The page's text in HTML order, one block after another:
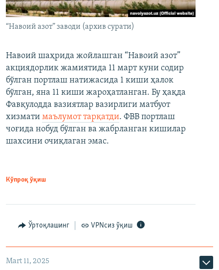
“Навоий азот” заводи (архив сурати)
Навоий шаҳрида жойлашган “Навоий азот”
акциядорлик жамиятида 11 март куни содир
бўлган портлаш натижасида 1 киши ҳалок
бўлган, яна 11 киши жароҳатланган. Бу ҳақда
Фавқулодда вазиятлар вазирлиги матбуот
хизмати маълумот тарқатди. ФВВ портлаш
чоғида нобуд бўлган ва жабрланган кишилар
шахсини очиқлаган эмас.
Кўпроқ ўқиш
Ўртоқлашинг VPNсиз ўқиш
Mart 11, 2025